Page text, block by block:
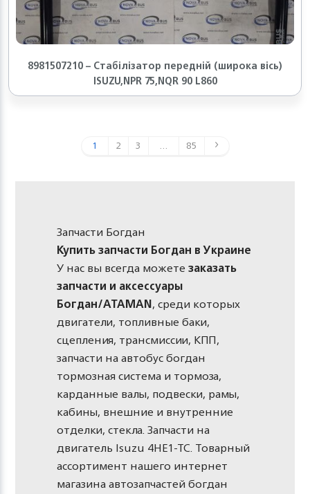
8981507210 – Стабілізатор передній (широка вісь)
ISUZU,NPR 75,NQR 90 L860
1 2 3 … 85
Запчасти Богдан
Купить запчасти Богдан в Украине
У нас вы всегда можетезаказать
запчасти и аксессуары
Богдан/ATAMAN, среди которых
двигатели, топливные баки,
сцепления, трансмиссии, КПП,
запчасти на автобус богдан
тормозная система и тормоза,
карданные валы, подвески, рамы,
кабины, внешние и внутренние
отделки, стекла. Запчасти на
двигатель Isuzu 4HE1-TC. Товарный
ассортимент нашего интернет
магазина автозапчастей богдан